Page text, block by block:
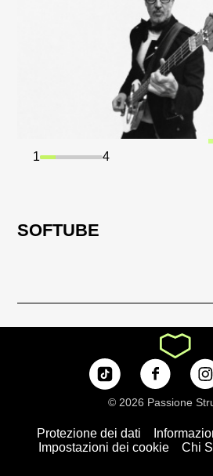
1 4
SOFTUBE
Protezione dei dati
Impostazioni dei cookie
Chi
© 2026 Passione